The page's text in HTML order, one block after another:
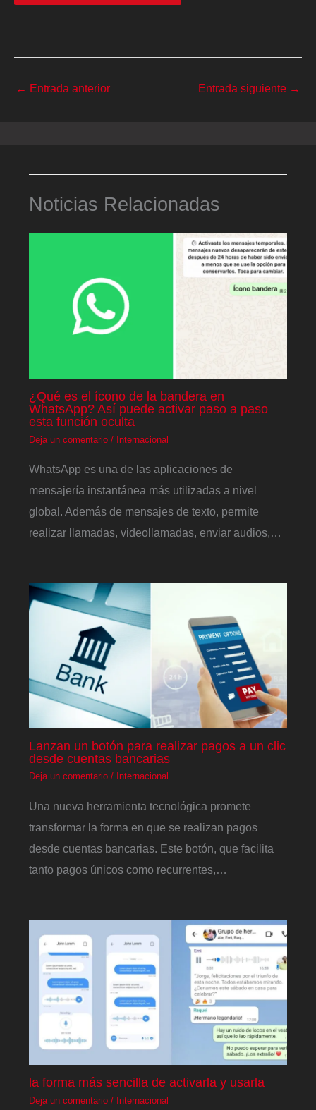
← Entrada anterior Entrada siguiente →
Noticias Relacionadas
¿Qué es el ícono de la bandera en
WhatsApp? Así puede activar paso a paso
esta función oculta
Deja un comentario / Internacional
WhatsApp es una de las aplicaciones de
mensajería instantánea más utilizadas a nivel
global. Además de mensajes de texto, permite
realizar llamadas, videollamadas, enviar audios,…
Lanzan un botón para realizar pagos a un clic
desde cuentas bancarias
Deja un comentario / Internacional
Una nueva herramienta tecnológica promete
transformar la forma en que se realizan pagos
desde cuentas bancarias. Este botón, que facilita
tanto pagos únicos como recurrentes,…
la forma más sencilla de activarla y usarla
Deja un comentario / Internacional